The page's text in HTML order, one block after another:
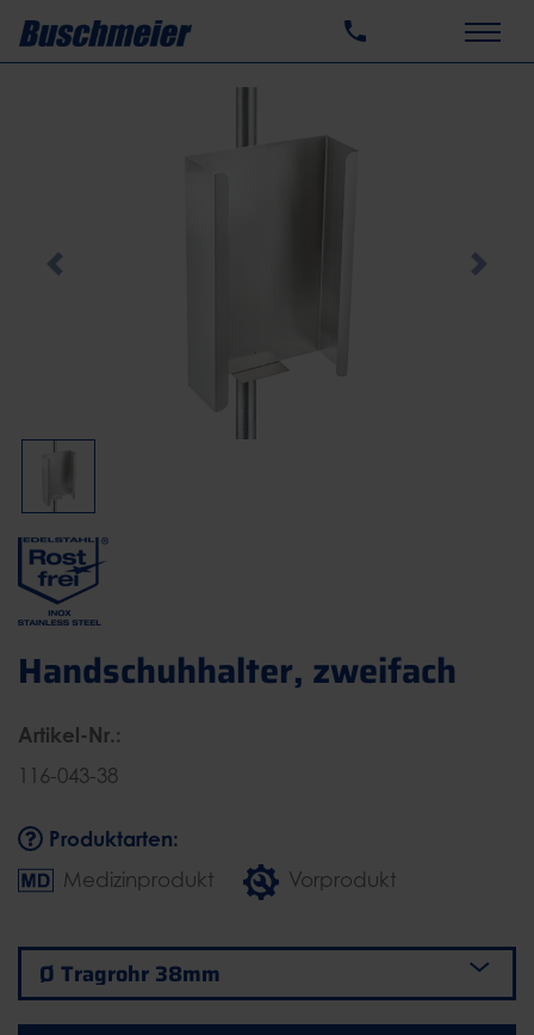
Previous Next
Handschuhhalter, zweifach
Artikel-Nr.:
116-043-38
Produktarten:
Medizinprodukt Vorprodukt